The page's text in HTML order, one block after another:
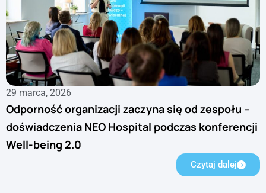
29 marca, 2026
Odporność organizacji zaczyna się od zespołu –
doświadczenia NEO Hospital podczas konferencji
Well-being 2.0
Czytaj dalej